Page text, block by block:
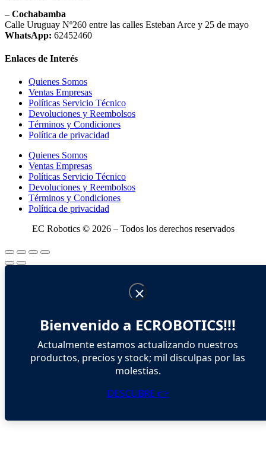
– Cochabamba
Calle Uruguay Nº260 entre las calles Esteban Arce y 25 de mayo
WhatsApp: 62452460
Enlaces de Interés
Quienes Somos
Ventas Empresas
Políticas Servicio Técnico
Devoluciones y Reembolsos
Términos y Condiciones
Política de privacidad
Quienes Somos
Ventas Empresas
Políticas Servicio Técnico
Devoluciones y Reembolsos
Términos y Condiciones
Política de privacidad
EC Robotics © 2026 – Todos los derechos reservados
Bienvenido a ECROBOTICS!!!
Actualmente estamos actualizando nuestros
productos, precios y stock; mil disculpas por las
molestias.
DESCUBRE 👉